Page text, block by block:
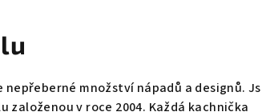
množství nápadů a designů.
v roce 2004. Každá kachnička